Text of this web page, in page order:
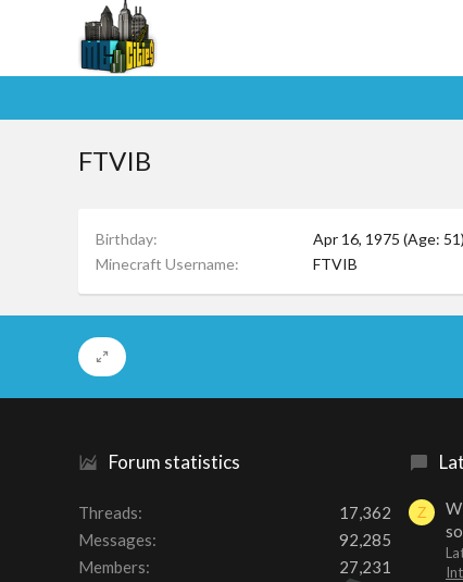
FTVIB
Birthday
Apr 16, 1975 (Age: 51)
Minecraft Username
FTVIB
Forum statistics
Threads
17,362
Messages
92,285
Members
27,231
Z